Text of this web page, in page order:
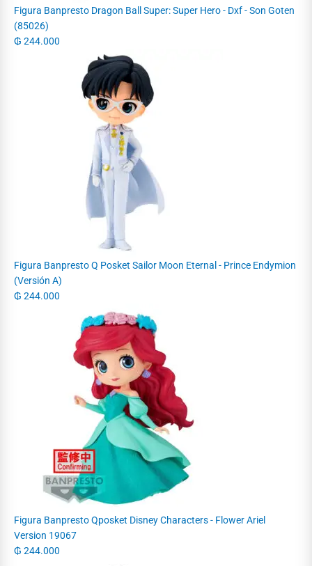
Figura Banpresto Dragon Ball Super: Super Hero - Dxf - Son Goten
(85026)
₲ 244.000
Figura Banpresto Q Posket Sailor Moon Eternal - Prince Endymion
(Versión A)
₲ 244.000
Figura Banpresto Qposket Disney Characters - Flower Ariel
Version 19067
₲ 244.000